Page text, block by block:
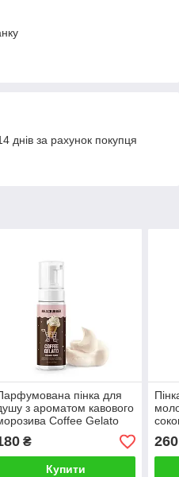
днів за рахунок покупця
пінка для
з ароматом кавового
Coffee Gelato
150 мл
₴
Купити
ME
260